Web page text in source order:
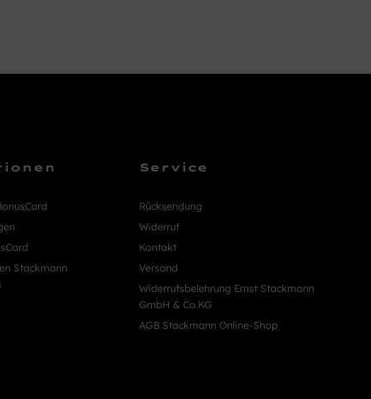
Stackmann
Service
Rücksendung
Widerruf
Kontakt
Versand
Widerrufsbelehrung Ernst Stackmann
GmbH & Co.KG
AGB Stackmann Online-Shop